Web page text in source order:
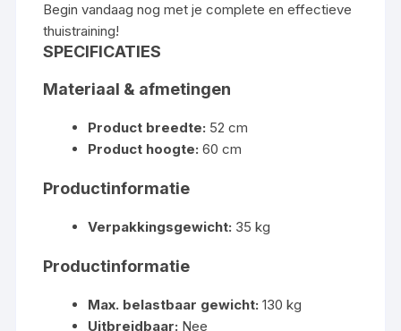
Begin vandaag nog met je complete en effectieve
thuistraining!
SPECIFICATIES
Materiaal & afmetingen
Product breedte: 52 cm
Product hoogte: 60 cm
Productinformatie
Verpakkingsgewicht: 35 kg
Productinformatie
Max. belastbaar gewicht: 130 kg
Uitbreidbaar: Nee